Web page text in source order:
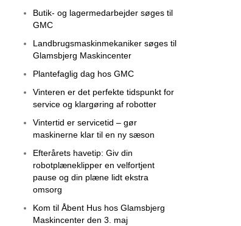
Butik- og lagermedarbejder søges til
GMC
Landbrugsmaskinmekaniker søges til
Glamsbjerg Maskincenter
Plantefaglig dag hos GMC
Vinteren er det perfekte tidspunkt for
service og klargøring af robotter
Vintertid er servicetid – gør
maskinerne klar til en ny sæson
Efterårets havetip: Giv din
robotplæneklipper en velfortjent
pause og din plæne lidt ekstra
omsorg
Kom til Åbent Hus hos Glamsbjerg
Maskincenter den 3. maj